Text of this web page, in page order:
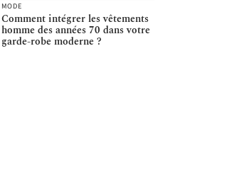
MODE
Comment intégrer les vêtements
homme des années 70 dans votre
garde-robe moderne ?